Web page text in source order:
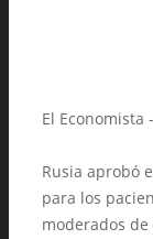
El Economista
Rusia aprobó
para los
moderados